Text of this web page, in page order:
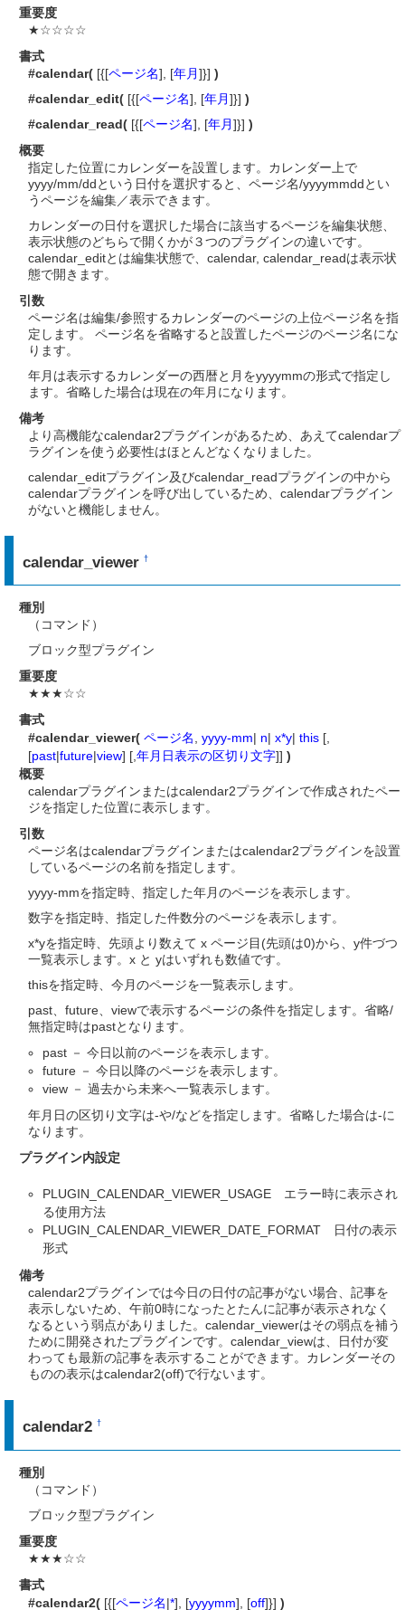
重要度
★☆☆☆☆
書式
#calendar( [{[ページ名], [年月]}] )
#calendar_edit( [{[ページ名], [年月]}] )
#calendar_read( [{[ページ名], [年月]}] )
概要
指定した位置にカレンダーを設置します。カレンダー上で
yyyy/mm/ddという日付を選択すると、ページ名/yyyymmddとい
うページを編集／表示できます。
カレンダーの日付を選択した場合に該当するページを編集状態、
表示状態のどちらで開くかが３つのプラグインの違いです。
calendar_editとは編集状態で、calendar, calendar_readは表示状
態で開きます。
引数
ページ名は編集/参照するカレンダーのページの上位ページ名を指
定します。 ページ名を省略すると設置したページのページ名にな
ります。
年月は表示するカレンダーの西暦と月をyyyymmの形式で指定し
ます。省略した場合は現在の年月になります。
備考
より高機能なcalendar2プラグインがあるため、あえてcalendarプ
ラグインを使う必要性はほとんどなくなりました。
calendar_editプラグイン及びcalendar_readプラグインの中から
calendarプラグインを呼び出しているため、calendarプラグイン
がないと機能しません。
calendar_viewer†
種別
（コマンド）
ブロック型プラグイン
重要度
★★★☆☆
書式
#calendar_viewer( ページ名, yyyy-mm| n| x*y| this [,
[past|future|view] [,年月日表示の区切り文字]] )
概要
calendarプラグインまたはcalendar2プラグインで作成されたペー
ジを指定した位置に表示します。
引数
ページ名はcalendarプラグインまたはcalendar2プラグインを設置
しているページの名前を指定します。
yyyy-mmを指定時、指定した年月のページを表示します。
数字を指定時、指定した件数分のページを表示します。
x*yを指定時、先頭より数えて x ページ目(先頭は0)から、y件づつ
一覧表示します。x と yはいずれも数値です。
thisを指定時、今月のページを一覧表示します。
past、future、viewで表示するページの条件を指定します。省略/
無指定時はpastとなります。
past － 今日以前のページを表示します。
future － 今日以降のページを表示します。
view － 過去から未来へ一覧表示します。
年月日の区切り文字は-や/などを指定します。省略した場合は-に
なります。
プラグイン内設定
PLUGIN_CALENDAR_VIEWER_USAGE エラー時に表示され
る使用方法
PLUGIN_CALENDAR_VIEWER_DATE_FORMAT 日付の表示
形式
備考
calendar2プラグインでは今日の日付の記事がない場合、記事を
表示しないため、午前0時になったとたんに記事が表示されなく
なるという弱点がありました。calendar_viewerはその弱点を補う
ために開発されたプラグインです。calendar_viewは、日付が変
わっても最新の記事を表示することができます。カレンダーその
ものの表示はcalendar2(off)で行ないます。
calendar2†
種別
（コマンド）
ブロック型プラグイン
重要度
★★★☆☆
書式
#calendar2( [{[ページ名|*], [yyyymm], [off]}] )